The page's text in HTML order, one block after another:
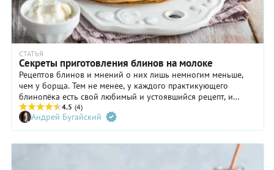
СТАТЬЯ
Секреты приготовления блинов на молоке
Рецептов блинов и мнений о них лишь немногим меньше,
чем у борща. Тем не менее, у каждого практикующего
блинопёка есть свой любимый и устоявшийся рецепт, и
некоторые общие соображения – что стоит делать, а чего не
стоит. Есть такой и у меня.
4.5 (4)
Андрей Бугайский